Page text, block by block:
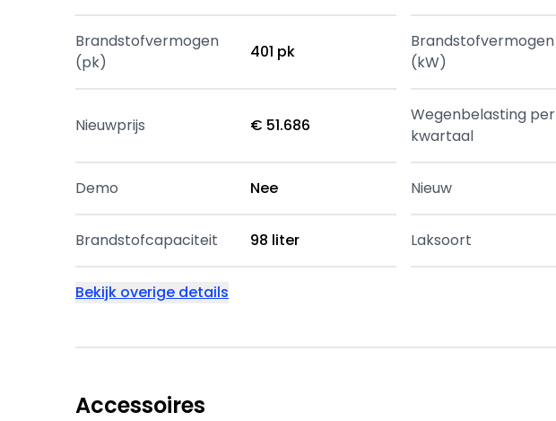
Brandstofvermogen
(pk)
401 pk
Brandstofvermogen
(kW)
Nieuwprijs € 51.686
Wegenbelasting per
kwartaal
Demo Nee Nieuw
Brandstofcapaciteit 98 liter Laksoort
Bekijk overige details
Accessoires